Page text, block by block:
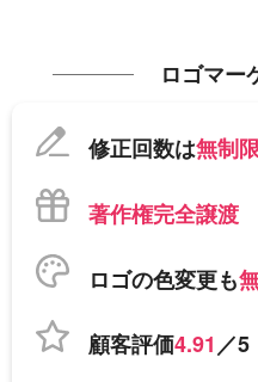
ロゴマー
修正回数は無制
著作権完全譲渡
ロゴの色変更も
顧客評価4.91／5